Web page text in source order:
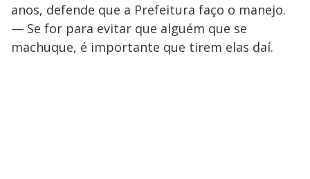
anos, defende que a Prefeitura faço o manejo.
— Se for para evitar que alguém que se
machuque, é importante que tirem elas daí.